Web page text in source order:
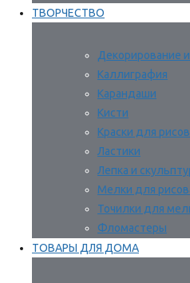
ТВОРЧЕСТВО
Декорирование
Каллиграфия
Карандаши
Кисти
Краски для
Ластики
Лепка и
Мелки для
Точилки для
Фломастеры
ТОВАРЫ ДЛЯ ДОМА